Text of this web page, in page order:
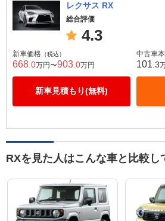
レクサス RX
総合評価
4.3
新車価格 （税込）
668 .0万円〜903 .0万円
新車見積もり(無料)
中古車
101 .3
RXを見た人はこんな車と比較し